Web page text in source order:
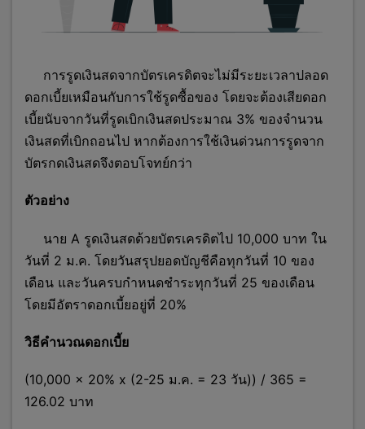
การรูดเงินสดจากบัตรเครดิตจะไม่มีระยะเวลาปลอด
ดอกเบี้ยเหมือนกับการใช้รูดซื้อของ โดยจะต้องเสียดอก
เบี้ยนับจากวันที่รูดเบิกเงินสดประมาณ 3% ของจำนวน
เงินสดที่เบิกถอนไป หากต้องการใช้เงินด่วนการรูดจาก
บัตรกดเงินสดจึงตอบโจทย์กว่า
ตัวอย่าง
นาย A รูดเงินสดด้วยบัตรเครดิตไป 10,000 บาท ใน
วันที่ 2 ม.ค. โดยวันสรุปยอดบัญชีคือทุกวันที่ 10 ของ
เดือน และวันครบกำหนดชำระทุกวันที่ 25 ของเดือน
โดยมีอัตราดอกเบี้ยอยู่ที่ 20%
วิธีคำนวณดอกเบี้ย
(10,000 x 20% x (2-25 ม.ค. = 23 วัน)) / 365 =
126.02 บาท